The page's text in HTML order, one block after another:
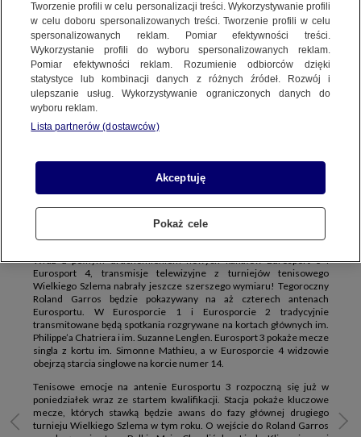
14.05.2026
ROLAND GARROS W NAJSZERSZYM WYDANIU!
TRANSMISJE W CZTERECH KANAŁACH EUROSPORTU,
PLAYERZE I HBO MAX
Przed nami drugi turniej Wielkiego Szlema w tym roku – Roland
Garros. Rywalizacja na paryskich kortach po raz pierwszy będzie
transmitowana w aż czterech kanałach Eurosportu, a także w
serwisie player.pl oraz w HBO Max. Transmisje kwalifikacji już od
poniedziałku w Eurosporcie 3.
Wraz z pełnym uruchomieniem nowych kanałów Eurosport 3 i
Eurosport 4, transmisje telewizyjne z turniejów tenisowego
Wielkiego Szlema nabrały jeszcze szerszego wymiaru! Tegoroczny
Roland Garros będzie pokazywany na aż czterech antenach
Eurosportu. W Eurosporcie 1 i Eurosporcie 2 tradycyjnie
transmitowane będą spotkania rozgrywane na kortach głównych im.
Philippe’a Chatriera i im. Suzanne Lenglen. Eurosport 3 pokaże mecze
singla z kortu im. Simonne Mathieu, a w Eurosporcie 4 widzowie
obejrzą starcia singlowe na korcie numer 14.
Tenisowe emocje na antenie Eurosportu 3 rozpoczną się już w
poniedziałek wraz ze startem kwalifikacji. Stacja pokaże kluczowe
mecze, których stawką będzie awans do fazy głównej drugiego
turnieju Wielkiego Szlema w tym roku. O wejście do Roland Garros
Tworzenie profili w celu personalizacji treści. Wykorzystywanie profili
w celu doboru spersonalizowanych treści. Tworzenie profili w celu
spersonalizowanych reklam. Pomiar efektywności treści.
Wykorzystanie profili do wyboru spersonalizowanych reklam.
Pomiar efektywności reklam. Rozumienie odbiorców dzięki
statystyce lub kombinacji danych z różnych źródeł. Rozwój i
ulepszanie usług. Wykorzystywanie ograniczonych danych do
wyboru reklam.
Lista partnerów (dostawców)
Akceptuję
Pokaż cele